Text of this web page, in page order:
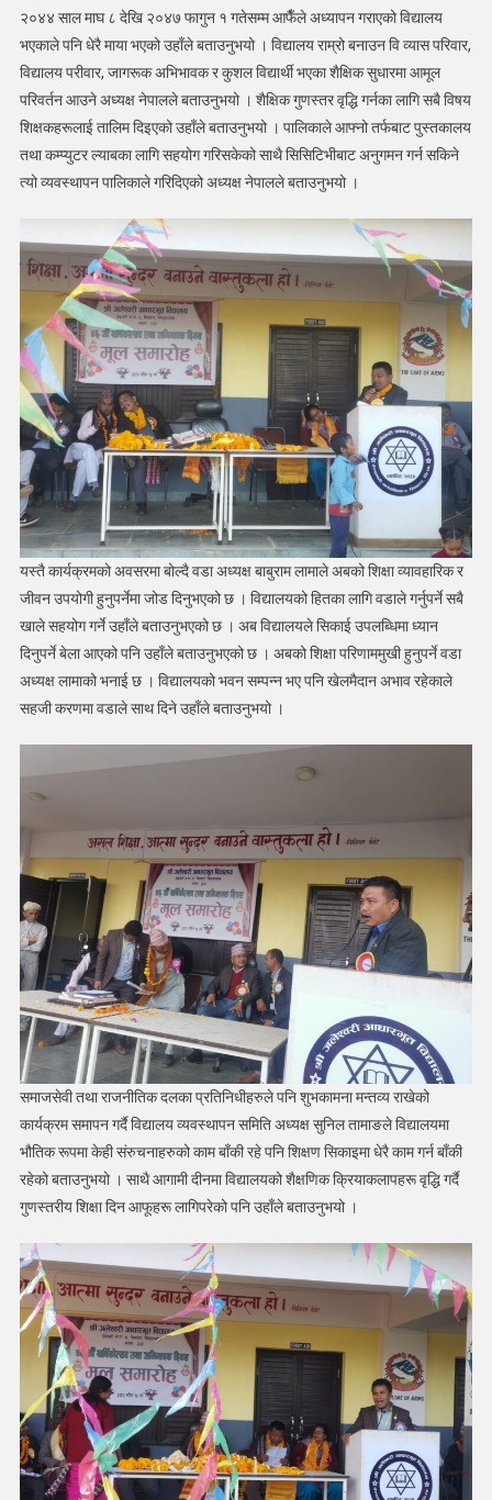
२०४४ साल माघ ८ देखि २०४७ फागुन १ गतेसम्म आफैँले अध्यापन गराएको विद्यालय
भएकाले पनि धेरै माया भएको उहाँले बताउनुभयो । विद्यालय राम्रो बनाउन वि व्यास परिवार,
विद्यालय परीवार, जागरूक अभिभावक र कुशल विद्यार्थी भएका शैक्षिक सुधारमा आमूल
परिवर्तन आउने अध्यक्ष नेपालले बताउनुभयो । शैक्षिक गुणस्तर वृद्धि गर्नका लागि सबै विषय
शिक्षकहरूलाई तालिम दिइएको उहाँले बताउनुभयो । पालिकाले आफ्नो तर्फबाट पुस्तकालय
तथा कम्प्युटर ल्याबका लागि सहयोग गरिसकेको साथै सिसिटिभीबाट अनुगमन गर्न सकिने
त्यो व्यवस्थापन पालिकाले गरिदिएको अध्यक्ष नेपालले बताउनुभयो ।
यस्तै कार्यक्रमको अवसरमा बोल्दै वडा अध्यक्ष बाबुराम लामाले अबको शिक्षा व्यावहारिक र
जीवन उपयोगी हुनुपर्नेमा जोड दिनुभएको छ । विद्यालयको हितका लागि वडाले गर्नुपर्ने सबै
खाले सहयोग गर्ने उहाँले बताउनुभएको छ । अब विद्यालयले सिकाई उपलब्धिमा ध्यान
दिनुपर्ने बेला आएको पनि उहाँले बताउनुभएको छ । अबको शिक्षा परिणाममुखी हुनुपर्ने वडा
अध्यक्ष लामाको भनाई छ । विद्यालयको भवन सम्पन्न भए पनि खेलमैदान अभाव रहेकाले
सहजी करणमा वडाले साथ दिने उहाँले बताउनुभयो ।
समाजसेवी तथा राजनीतिक दलका प्रतिनिधीहरुले पनि शुभकामना मन्तव्य राखेको
कार्यक्रम समापन गर्दै विद्यालय व्यवस्थापन समिति अध्यक्ष सुनिल तामाङले विद्यालयमा
भौतिक रूपमा केही संरुचनाहरुको काम बाँकी रहे पनि शिक्षण सिकाइमा धेरै काम गर्न बाँकी
रहेको बताउनुभयो । साथै आगामी दीनमा विद्यालयको शैक्षणिक क्रियाकलापहरू वृद्धि गर्दै
गुणस्तरीय शिक्षा दिन आफूहरू लागिपरेको पनि उहाँले बताउनुभयो ।